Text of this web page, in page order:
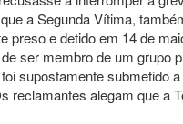
a Segunda Vítima,
e detido em 14 de
ser membro de um grupo
supostamente submetido
alegam que a